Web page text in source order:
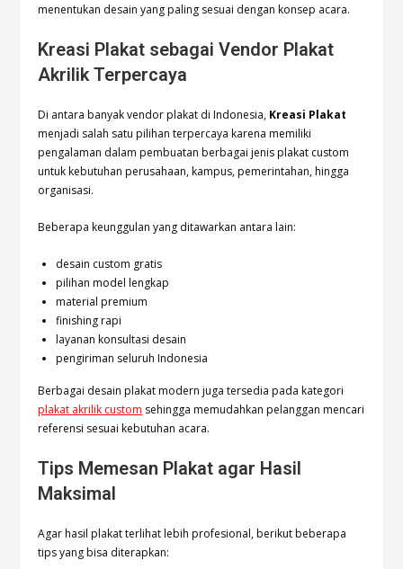
menentukan desain yang paling sesuai dengan konsep acara.
Kreasi Plakat sebagai Vendor Plakat
Akrilik Terpercaya
Di antara banyak vendor plakat di Indonesia, Kreasi Plakat
menjadi salah satu pilihan terpercaya karena memiliki
pengalaman dalam pembuatan berbagai jenis plakat custom
untuk kebutuhan perusahaan, kampus, pemerintahan, hingga
organisasi.
Beberapa keunggulan yang ditawarkan antara lain:
desain custom gratis
pilihan model lengkap
material premium
finishing rapi
layanan konsultasi desain
pengiriman seluruh Indonesia
Berbagai desain plakat modern juga tersedia pada kategori
plakat akrilik custom sehingga memudahkan pelanggan mencari
referensi sesuai kebutuhan acara.
Tips Memesan Plakat agar Hasil
Maksimal
Agar hasil plakat terlihat lebih profesional, berikut beberapa
tips yang bisa diterapkan: